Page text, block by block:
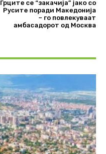
Грците се “закачија” јако со
Русите поради Македонија
– го повлекуваат
амбасадорот од Москва